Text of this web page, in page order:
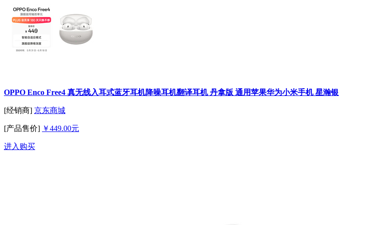
OPPO Enco Free4 真无线入耳式蓝牙耳机降噪耳机翻译耳机 丹拿版 通用苹果华为小米手机 星瀚银
[经销商] 京东商城
[产品售价] ￥449.00元
进入购买